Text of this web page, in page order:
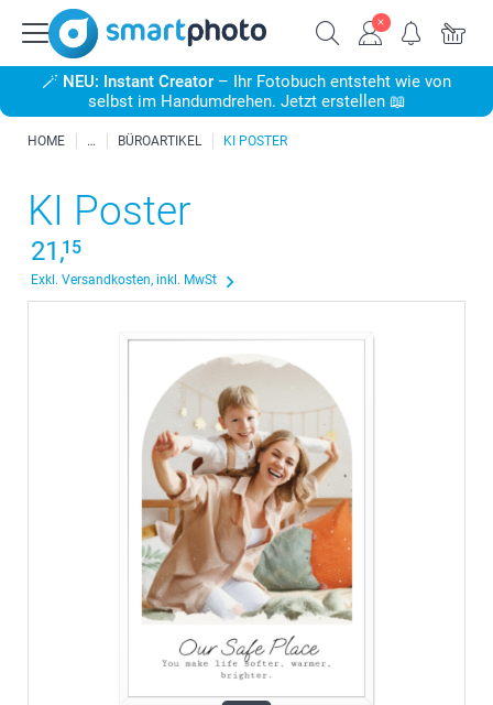
🪄 NEU: Instant Creator – Ihr Fotobuch entsteht wie von
selbst im Handumdrehen. Jetzt erstellen 📖
HOME BÜROARTIKEL KI POSTER
KI Poster
21,15
Exkl. Versandkosten, inkl. MwSt